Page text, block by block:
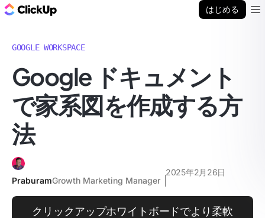
はじめる
GOOGLE WORKSPACE
Google ドキュメント
で家系図を作成する方
法
PraburamGrowth Marketing Manager
2025年2月26日
クリックアップホワイトボードでより柔軟